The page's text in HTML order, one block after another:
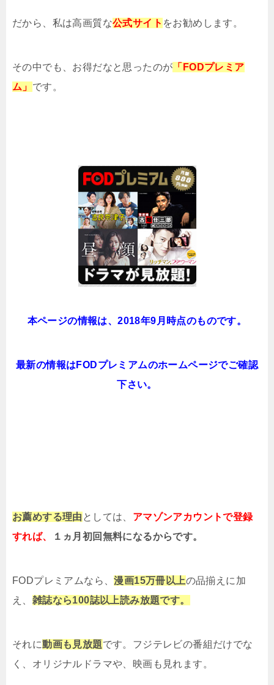
だから、私は高画質な公式サイト をお勧めします。
その中でも、お得だなと思ったのが 「FODプレミア
ム」 です。
本ページの情報は、2018年9月時点のものです。
最新の情報はFODプレミアムのホームページでご確認
下さい。
お薦めする理由 としては、 アマゾンアカウントで登録
すれば、
１ヵ月初回無料になるからです。
FODプレミアムなら、漫画15万冊以上の品揃えに加
え、 雑誌なら100誌以上読み放題です。
それに動画も見放題です。フジテレビの番組だけでな
く、オリジナルドラマや、映画も見れます。